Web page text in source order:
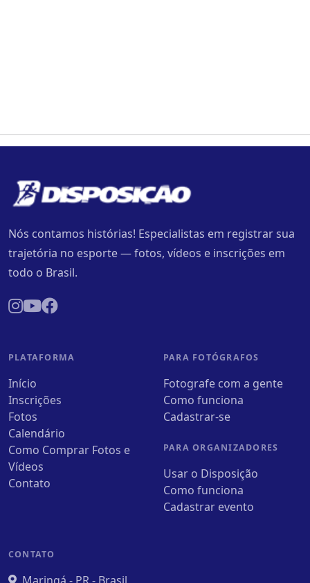
Nós contamos histórias! Especialistas em registrar sua
trajetória no esporte — fotos, vídeos e inscrições em
todo o Brasil.
PLATAFORMA
Início
Inscrições
Fotos
Calendário
Como Comprar Fotos e
Vídeos
Contato
PARA FOTÓGRAFOS
Fotografe com a gente
Como funciona
Cadastrar-se
PARA ORGANIZADORES
Usar o Disposição
Como funciona
Cadastrar evento
CONTATO